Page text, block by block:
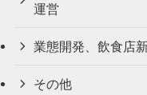
運営
業態開発、飲食店
その他